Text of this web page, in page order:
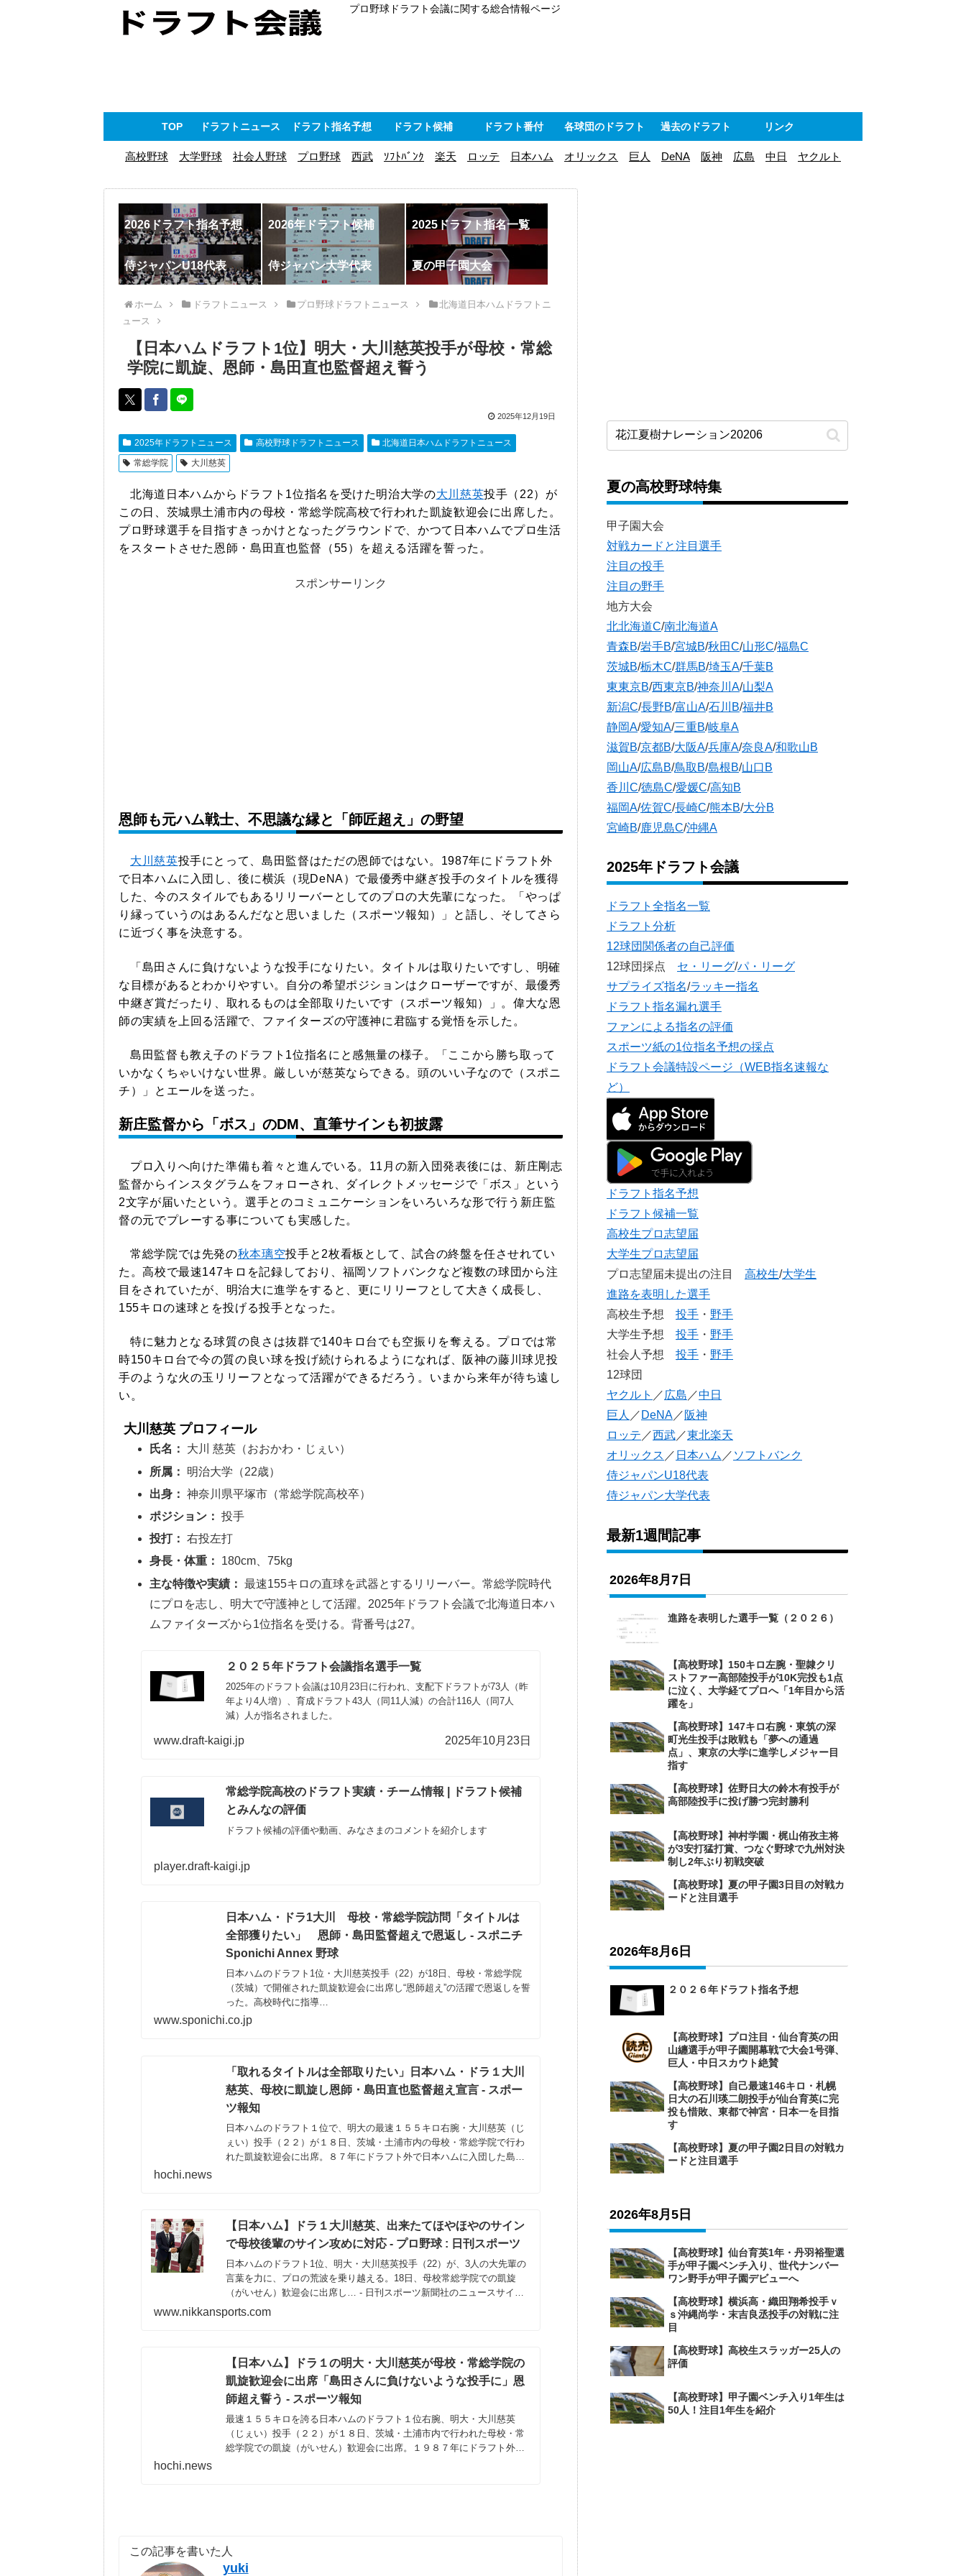
プロ野球ドラフト会議に関する総合情報ページ
TOP ドラフトニュース ドラフト指名予想 ドラフト候補 ドラフト番付 各球団のドラフト 過去のドラフト リンク
高校野球 大学野球 社会人野球 プロ野球 西武 ｿﾌﾄﾊﾞﾝｸ 楽天 ロッテ 日本ハム オリックス 巨人 DeNA 阪神 広島 中日 ヤクルト
2026ドラフト指名予想 2026年ドラフト候補 2025ドラフト指名一覧
侍ジャパンU18代表 侍ジャパン大学代表 夏の甲子園大会
ホーム ドラフトニュース プロ野球ドラフトニュース
北海道日本ハムドラフトニ
ュース
【日本ハムドラフト1位】明大・大川慈英投手が母校・常総
学院に凱旋、恩師・島田直也監督超え誓う
2025年12月19日
2025年ドラフトニュース 高校野球ドラフトニュース
北海道日本ハムドラフトニュース
常総学院
大川慈英
北海道日本ハムからドラフト1位指名を受けた明治大学の大川慈英投手（22）が
この日、茨城県土浦市内の母校・常総学院高校で行われた凱旋歓迎会に出席した。
プロ野球選手を目指すきっかけとなったグラウンドで、かつて日本ハムでプロ生活
をスタートさせた恩師・島田直也監督（55）を超える活躍を誓った。
スポンサーリンク
恩師も元ハム戦士、不思議な縁と「師匠超え」の野望
大川慈英投手にとって、島田監督はただの恩師ではない。1987年にドラフト外
で日本ハムに入団し、後に横浜（現DeNA）で最優秀中継ぎ投手のタイトルを獲得
した、今のスタイルでもあるリリーバーとしてのプロの大先輩になった。「やっぱ
り縁っていうのはあるんだなと思いました（スポーツ報知）」と語し、そしてさら
に近づく事を決意する。
「島田さんに負けないような投手になりたい。タイトルは取りたいですし、明確
な目標があるとわかりやすい。自分の希望ポジションはクローザーですが、最優秀
中継ぎ賞だったり、取れるものは全部取りたいです（スポーツ報知）」。偉大な恩
師の実績を上回る活躍で、ファイターズの守護神に君臨する覚悟を示した。
島田監督も教え子のドラフト1位指名にと感無量の様子。「ここから勝ち取って
いかなくちゃいけない世界。厳しいが慈英ならできる。頭のいい子なので（スポニ
チ）」とエールを送った。
新庄監督から「ボス」のDM、直筆サインも初披露
プロ入りへ向けた準備も着々と進んでいる。11月の新入団発表後には、新庄剛志
監督からインスタグラムをフォローされ、ダイレクトメッセージで「ボス」という
2文字が届いたという。選手とのコミュニケーションをいろいろな形で行う新庄監
督の元でプレーする事についても実感した。
常総学院では先発の秋本璃空投手と2枚看板として、試合の終盤を任させれてい
た。高校で最速147キロを記録しており、福岡ソフトバンクなど複数の球団から注
目をされていたが、明治大に進学をすると、更にリリーフとして大きく成長し、
155キロの速球とを投げる投手となった。
特に魅力となる球質の良さは抜群で140キロ台でも空振りを奪える。プロでは常
時150キロ台で今の質の良い球を投げ続けられるようになれば、阪神の藤川球児投
手のような火の玉リリーフとなって活躍ができるだろう。いまから来年が待ち遠し
い。
大川慈英 プロフィール
氏名：
大川 慈英（おおかわ・じぇい）
所属：
明治大学（22歳）
出身： 神奈川県平塚市（常総学院高校卒）
ポジション： 投手
投打： 右投左打
身長・体重：
180cm、75kg
主な特徴や実績： 最速155キロの直球を武器とするリリーバー。常総学院時代
にプロを志し、明大で守護神として活躍。2025年ドラフト会議で北海道日本ハ
ムファイターズから1位指名を受ける。背番号は27。
２０２５年ドラフト会議指名選手一覧
2025年のドラフト会議は10月23日に行われ、支配下ドラフトが73人（昨
年より4人増）、育成ドラフト43人（同11人減）の合計116人（同7人
減）人が指名されました。
www.draft-kaigi.jp 2025年10月23日
常総学院高校のドラフト実績・チーム情報 | ドラフト候補
とみんなの評価
ドラフト候補の評価や動画、みなさまのコメントを紹介します
player.draft-kaigi.jp
日本ハム・ドラ1大川 母校・常総学院訪問「タイトルは
全部獲りたい」 恩師・島田監督超えで恩返し - スポニチ
Sponichi Annex 野球
日本ハムのドラフト1位・大川慈英投手（22）が18日、母校・常総学院
（茨城）で開催された凱旋歓迎会に出席し“恩師超え”の活躍で恩返しを誓
った。高校時代に指導…
www.sponichi.co.jp
「取れるタイトルは全部取りたい」日本ハム・ドラ１大川
慈英、母校に凱旋し恩師・島田直也監督超え宣言 - スポー
ツ報知
日本ハムのドラフト１位で、明大の最速１５５キロ右腕・大川慈英（じ
ぇい）投手（２２）が１８日、茨城・土浦市内の母校・常総学院で行わ
れた凱旋歓迎会に出席。８７年にドラフト外で日本ハムに入団した島田
hochi.news
【日本ハム】ドラ１大川慈英、出来たてほやほやのサイン
で母校後輩のサイン攻めに対応 - プロ野球 : 日刊スポーツ
日本ハムのドラフト1位、明大・大川慈英投手（22）が、3人の大先輩の
言葉を力に、プロの荒波を乗り越える。18日、母校常総学院での凱旋
（がいせん）歓迎会に出席し… - 日刊スポーツ新聞社のニュースサイ
ト、ニッカンスポーツ・コム（nikkans...
www.nikkansports.com
【日本ハム】ドラ１の明大・大川慈英が母校・常総学院の
凱旋歓迎会に出席「島田さんに負けないような投手に」恩
師超え誓う - スポーツ報知
最速１５５キロを誇る日本ハムのドラフト１位右腕、明大・大川慈英
（じぇい）投手（２２）が１８日、茨城・土浦市内で行われた母校・常
総学院での凱旋（がいせん）歓迎会に出席。１９８７年にドラフト外で
hochi.news
この記事を書いた人
yuki
夏の高校野球特集
甲子園大会
対戦カードと注目選手
注目の投手
注目の野手
地方大会
北北海道C/南北海道A
青森B/岩手B/宮城B/秋田C/山形C/福島C
茨城B/栃木C/群馬B/埼玉A/千葉B
東東京B/西東京B/神奈川A/山梨A
新潟C/長野B/富山A/石川B/福井B
静岡A/愛知A/三重B/岐阜A
滋賀B/京都B/大阪A/兵庫A/奈良A/和歌山B
岡山A/広島B/鳥取B/島根B/山口B
香川C/徳島C/愛媛C/高知B
福岡A/佐賀C/長崎C/熊本B/大分B
宮崎B/鹿児島C/沖縄A
2025年ドラフト会議
ドラフト全指名一覧
ドラフト分析
12球団関係者の自己評価
12球団採点 セ・リーグ/パ・リーグ
サプライズ指名/ラッキー指名
ドラフト指名漏れ選手
ファンによる指名の評価
スポーツ紙の1位指名予想の採点
ドラフト会議特設ページ（WEB指名速報な
ど）
ドラフト指名予想
ドラフト候補一覧
高校生プロ志望届
大学生プロ志望届
プロ志望届未提出の注目 高校生/大学生
進路を表明した選手
高校生予想 投手 ・ 野手
大学生予想 投手 ・ 野手
社会人予想 投手 ・ 野手
12球団
ヤクルト ／ 広島 ／中日
巨人 ／ DeNA ／ 阪神
ロッテ ／西武 ／東北楽天
オリックス ／ 日本ハム ／ ソフトバンク
侍ジャパンU18代表
侍ジャパン大学代表
最新1週間記事
2026年8月7日
進路を表明した選手一覧（２０２６）
【高校野球】150キロ左腕・聖隷クリ
ストファー高部陸投手が10K完投も1点
に泣く、大学経てプロへ「1年目から活
躍を」
【高校野球】147キロ右腕・東筑の深
町光生投手は敗戦も「夢への通過
点」、東京の大学に進学しメジャー目
指す
【高校野球】佐野日大の鈴木有投手が
高部陸投手に投げ勝つ完封勝利
【高校野球】神村学園・梶山侑孜主将
が3安打猛打賞、つなぐ野球で九州対決
制し2年ぶり初戦突破
【高校野球】夏の甲子園3日目の対戦カ
ードと注目選手
2026年8月6日
２０２６年ドラフト指名予想
【高校野球】プロ注目・仙台育英の田
山纏選手が甲子園開幕戦で大会1号弾、
巨人・中日スカウト絶賛
【高校野球】自己最速146キロ・札幌
日大の石川瑛二朗投手が仙台育英に完
投も惜敗、東都で神宮・日本一を目指
す
【高校野球】夏の甲子園2日目の対戦カ
ードと注目選手
2026年8月5日
【高校野球】仙台育英1年・丹羽裕聖選
手が甲子園ベンチ入り、世代ナンバー
ワン野手が甲子園デビューへ
【高校野球】横浜高・織田翔希投手ｖ
ｓ沖縄尚学・末吉良丞投手の対戦に注
目
【高校野球】高校生スラッガー25人の
評価
【高校野球】甲子園ベンチ入り1年生は
50人！注目1年生を紹介